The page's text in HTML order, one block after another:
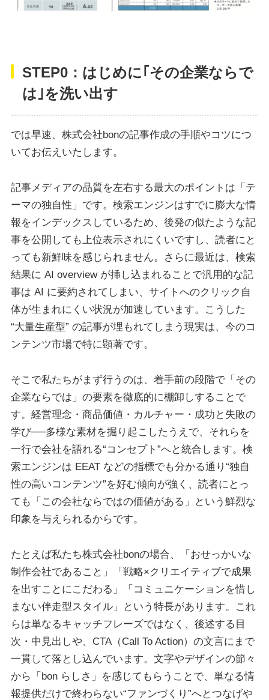
STEP0：はじめに｢その企業ならで
は｣を洗い出す
では早速、株式会社bonの記事作成の手順やコツにつ
いてお伝えいたします。
記事メディアの品質を左右する最大のポイントは「テ
ーマの独自性」です。検索エンジンはすでに膨大な情
報をインデックスしているため、後発の似たような記
事を公開しても上位表示されにくいですし、読者にと
っても新鮮味を感じられません。さらに最近は、検索
結果に AI overview が挿し込まれることで汎用的な記
事は AI に要約されてしまい、サイトへのクリック自
体が生まれにくい状況が加速しています。こうした
“大量生産型” の記事が埋もれてしまう現実は、今のコ
ンテンツ市場で特に顕著です。
そこで私たちがまず行うのは、着手前の段階で「その
企業ならでは」の要素を徹底的に棚卸しすることで
す。経営理念・商品価値・カルチャー・成功と失敗の
学び──多様な素材を掘り起こしたうえで、それらを
一行で会社を語れる“コンセプト”へと統合します。検
索エンジンは EEAT などの指標でも分かる通り“独自
性の高いコンテンツ”を好む傾向が強く、読者にとっ
ても「この会社ならではの価値がある」という鮮烈な
印象を与えられるからです。
たとえば私たち株式会社bonの場合、「おせっかいな
制作会社であること」「戦略×クリエイティブで成果
を出すことにこだわる」「コミュニケーションを惜し
まない伴走型スタイル」という特長があります。これ
らは単なるキャッチフレーズではなく、後述する目
次・中見出しや、CTA（Call To Action）の文言にまで
一貫して落とし込んでいます。文字やデザインの節々
から「bon らしさ」を感じてもらうことで、単なる情
報提供だけで終わらない“ファンづくり”へとつなげや